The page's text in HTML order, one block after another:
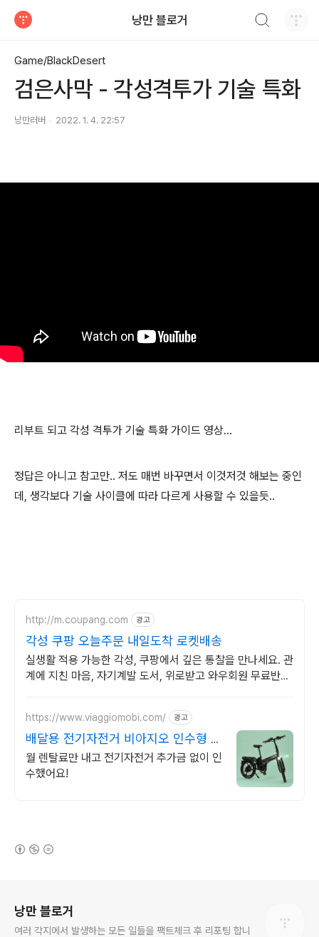
낭만 블로거
Game/BlackDesert
검은사막 - 각성격투가 기술 특화
낭만러버 2022. 1. 4. 22:57
리부트 되고 각성 격투가 기술 특화 가이드 영상...
정답은 아니고 참고만.. 저도 매번 바꾸면서 이것저것 해보는 중인
데, 생각보다 기술 사이클에 따라 다르게 사용할 수 있을듯..
http://m.coupang.com 광고
각성 쿠팡 오늘주문 내일도착 로켓배송
실생활 적용 가능한 각성, 쿠팡에서 깊은 통찰을 만나세요. 관
계에 지친 마음, 자기계발 도서, 위로받고 와우회원 무료반품
https://www.viaggiomobi.com/ 광고
배달용 전기자전거 비아지오 인수형 렌
탈,완납시 내자전거
월 렌탈료만 내고 전기자전거 추가금 없이 인
수했어요!
낭만 블로거
여러 각지에서 발생하는 모든 일들을 팩트체크 후 리포팅 합니